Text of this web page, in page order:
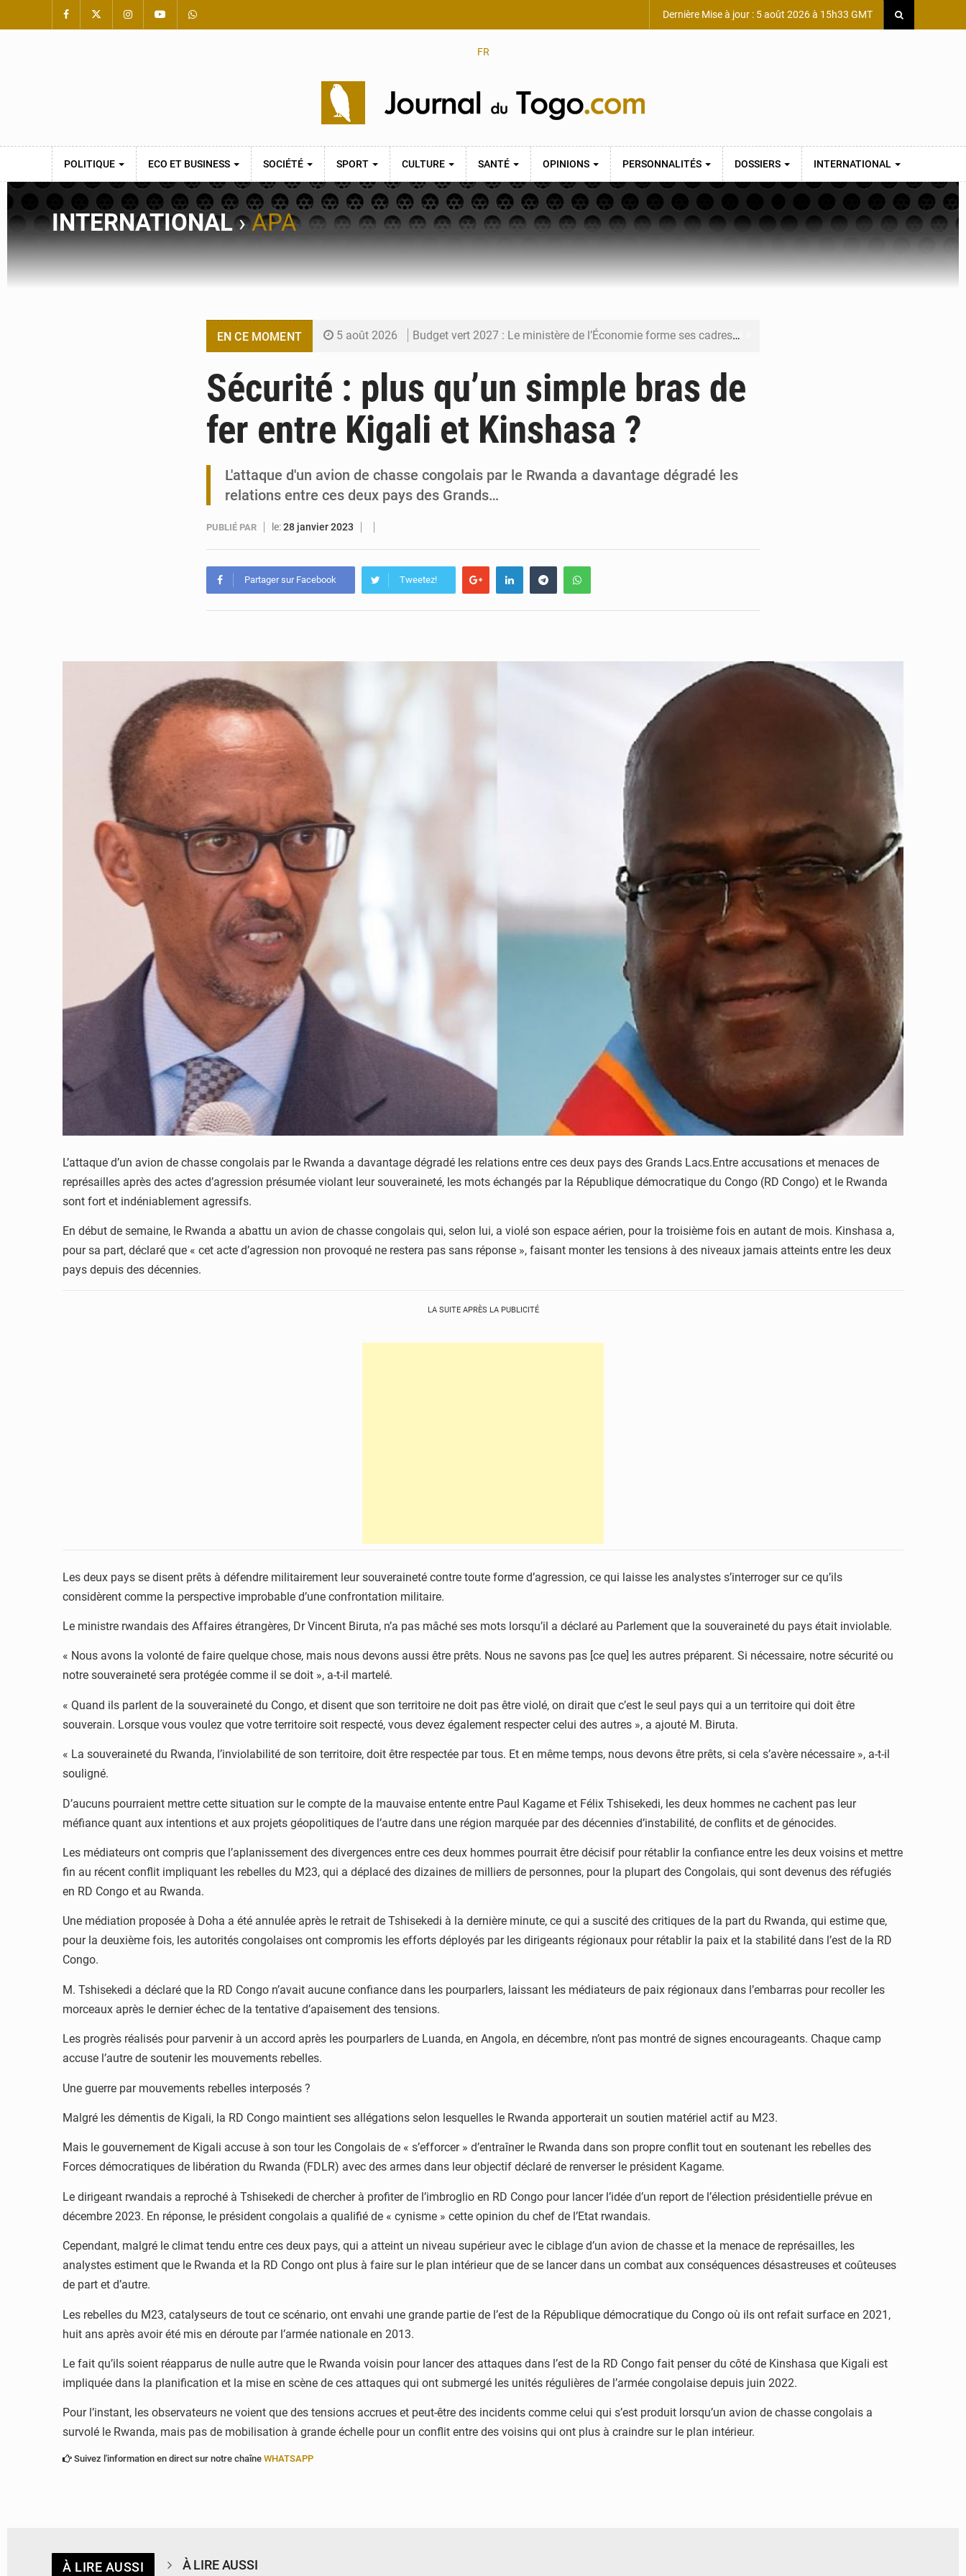
Dernière Mise à jour : 5 août 2026 à 15h33 GMT
FR
POLITIQUE ECO ET BUSINESS SOCIÉTÉ SPORT CULTURE SANTÉ OPINIONS PERSONNALITÉS DOSSIERS INTERNATIONAL
INTERNATIONAL›APA
EN CE MOMENT 5 août 2026 Budget vert 2027 : Le ministère de l’Économie forme ses cadres à Lomé
5 août 2026 Maurice : Démission de la ministre Véronique Leu-Govind
5 août 2026 Togo : 300 000 tonnes visées pour la filière soja bio
Sécurité : plus qu’un simple bras de
fer entre Kigali et Kinshasa ?
L'attaque d'un avion de chasse congolais par le Rwanda a davantage dégradé les
relations entre ces deux pays des Grands…
PUBLIÉ PAR le:28 janvier 2023
Partager sur Facebook Tweetez!
L’attaque d’un avion de chasse congolais par le Rwanda a davantage dégradé les relations entre ces deux pays des Grands Lacs.Entre accusations et menaces de
représailles après des actes d’agression présumée violant leur souveraineté, les mots échangés par la République démocratique du Congo (RD Congo) et le Rwanda
sont fort et indéniablement agressifs.
En début de semaine, le Rwanda a abattu un avion de chasse congolais qui, selon lui, a violé son espace aérien, pour la troisième fois en autant de mois. Kinshasa a,
pour sa part, déclaré que « cet acte d’agression non provoqué ne restera pas sans réponse », faisant monter les tensions à des niveaux jamais atteints entre les deux
pays depuis des décennies.
LA SUITE APRÈS LA PUBLICITÉ
Les deux pays se disent prêts à défendre militairement leur souveraineté contre toute forme d’agression, ce qui laisse les analystes s’interroger sur ce qu’ils
considèrent comme la perspective improbable d’une confrontation militaire.
Le ministre rwandais des Affaires étrangères, Dr Vincent Biruta, n’a pas mâché ses mots lorsqu’il a déclaré au Parlement que la souveraineté du pays était inviolable.
« Nous avons la volonté de faire quelque chose, mais nous devons aussi être prêts. Nous ne savons pas [ce que] les autres préparent. Si nécessaire, notre sécurité ou
notre souveraineté sera protégée comme il se doit », a-t-il martelé.
« Quand ils parlent de la souveraineté du Congo, et disent que son territoire ne doit pas être violé, on dirait que c’est le seul pays qui a un territoire qui doit être
souverain. Lorsque vous voulez que votre territoire soit respecté, vous devez également respecter celui des autres », a ajouté M. Biruta.
« La souveraineté du Rwanda, l’inviolabilité de son territoire, doit être respectée par tous. Et en même temps, nous devons être prêts, si cela s’avère nécessaire », a-t-il
souligné.
D’aucuns pourraient mettre cette situation sur le compte de la mauvaise entente entre Paul Kagame et Félix Tshisekedi, les deux hommes ne cachent pas leur
méfiance quant aux intentions et aux projets géopolitiques de l’autre dans une région marquée par des décennies d’instabilité, de conflits et de génocides.
Les médiateurs ont compris que l’aplanissement des divergences entre ces deux hommes pourrait être décisif pour rétablir la confiance entre les deux voisins et mettre
fin au récent conflit impliquant les rebelles du M23, qui a déplacé des dizaines de milliers de personnes, pour la plupart des Congolais, qui sont devenus des réfugiés
en RD Congo et au Rwanda.
Une médiation proposée à Doha a été annulée après le retrait de Tshisekedi à la dernière minute, ce qui a suscité des critiques de la part du Rwanda, qui estime que,
pour la deuxième fois, les autorités congolaises ont compromis les efforts déployés par les dirigeants régionaux pour rétablir la paix et la stabilité dans l’est de la RD
Congo.
M. Tshisekedi a déclaré que la RD Congo n’avait aucune confiance dans les pourparlers, laissant les médiateurs de paix régionaux dans l’embarras pour recoller les
morceaux après le dernier échec de la tentative d’apaisement des tensions.
Les progrès réalisés pour parvenir à un accord après les pourparlers de Luanda, en Angola, en décembre, n’ont pas montré de signes encourageants. Chaque camp
accuse l’autre de soutenir les mouvements rebelles.
Une guerre par mouvements rebelles interposés ?
Malgré les démentis de Kigali, la RD Congo maintient ses allégations selon lesquelles le Rwanda apporterait un soutien matériel actif au M23.
Mais le gouvernement de Kigali accuse à son tour les Congolais de « s’efforcer » d’entraîner le Rwanda dans son propre conflit tout en soutenant les rebelles des
Forces démocratiques de libération du Rwanda (FDLR) avec des armes dans leur objectif déclaré de renverser le président Kagame.
Le dirigeant rwandais a reproché à Tshisekedi de chercher à profiter de l’imbroglio en RD Congo pour lancer l’idée d’un report de l’élection présidentielle prévue en
décembre 2023. En réponse, le président congolais a qualifié de « cynisme » cette opinion du chef de l’Etat rwandais.
Cependant, malgré le climat tendu entre ces deux pays, qui a atteint un niveau supérieur avec le ciblage d’un avion de chasse et la menace de représailles, les
analystes estiment que le Rwanda et la RD Congo ont plus à faire sur le plan intérieur que de se lancer dans un combat aux conséquences désastreuses et coûteuses
de part et d’autre.
Les rebelles du M23, catalyseurs de tout ce scénario, ont envahi une grande partie de l’est de la République démocratique du Congo où ils ont refait surface en 2021,
huit ans après avoir été mis en déroute par l’armée nationale en 2013.
Le fait qu’ils soient réapparus de nulle autre que le Rwanda voisin pour lancer des attaques dans l’est de la RD Congo fait penser du côté de Kinshasa que Kigali est
impliquée dans la planification et la mise en scène de ces attaques qui ont submergé les unités régulières de l’armée congolaise depuis juin 2022.
Pour l’instant, les observateurs ne voient que des tensions accrues et peut-être des incidents comme celui qui s’est produit lorsqu’un avion de chasse congolais a
survolé le Rwanda, mais pas de mobilisation à grande échelle pour un conflit entre des voisins qui ont plus à craindre sur le plan intérieur.
Suivez l'information en direct sur notre chaîne WHATSAPP
À LIRE AUSSI À LIRE AUSSI